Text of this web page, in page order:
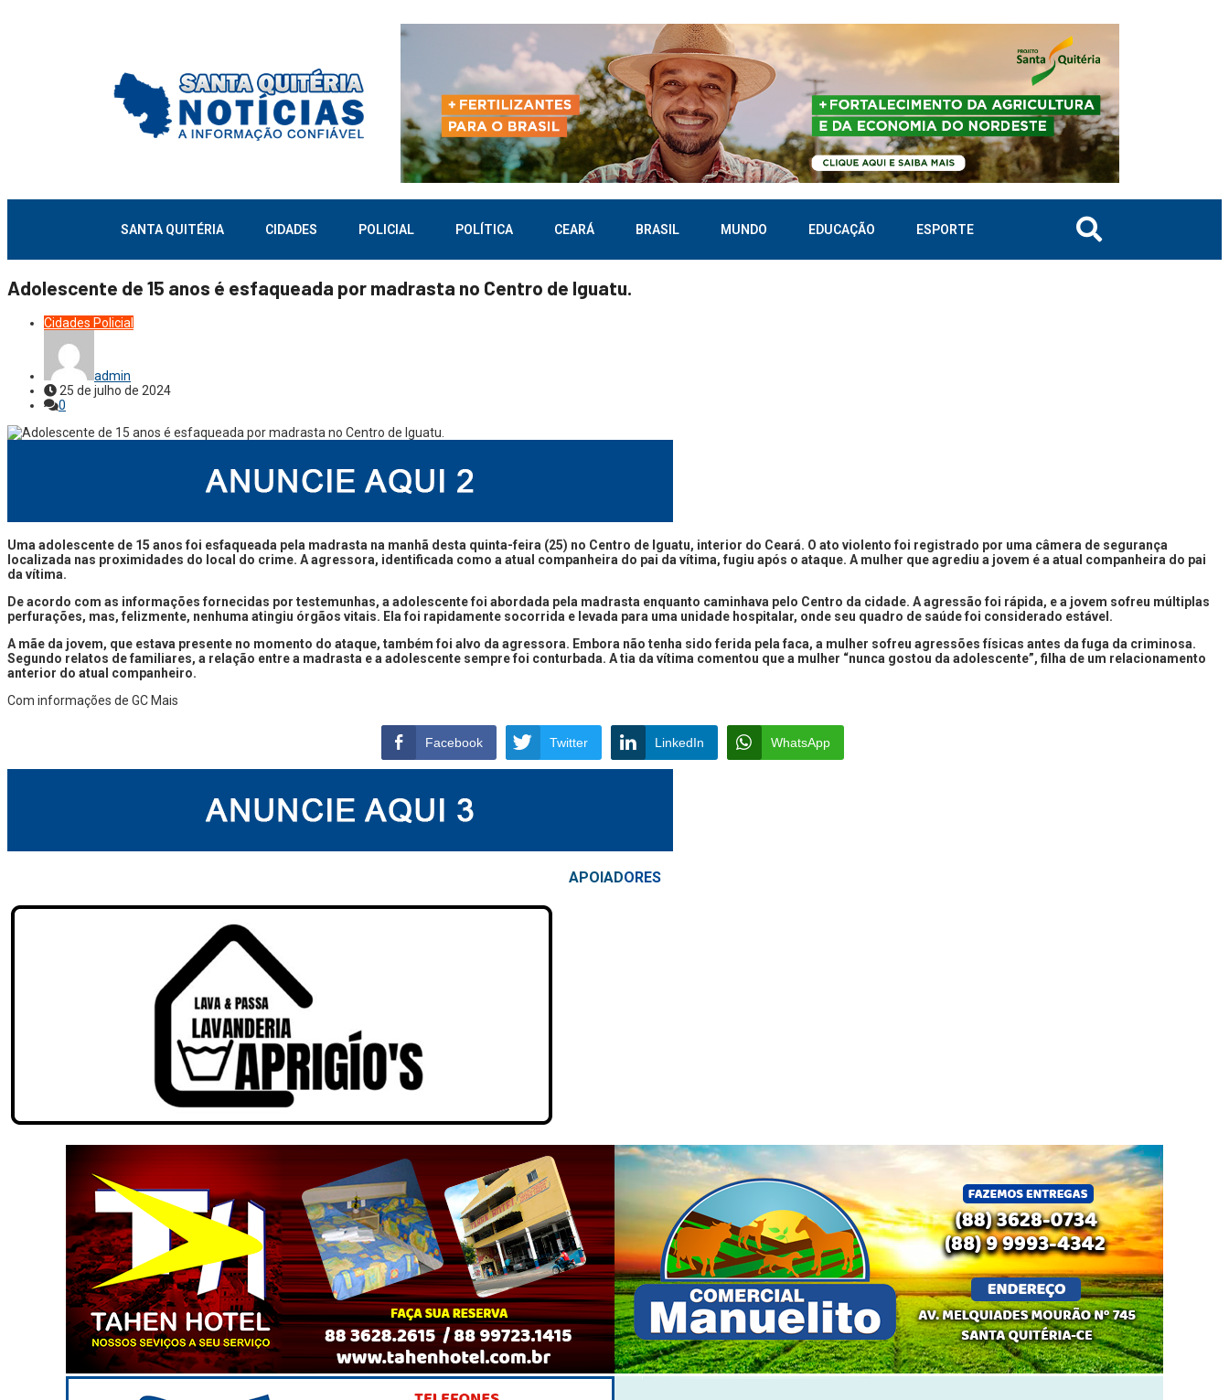
SANTA QUITÉRIA CIDADES POLICIAL POLÍTICA CEARÁ BRASIL MUNDO EDUCAÇÃO ESPORTE
Adolescente de 15 anos é esfaqueada por madrasta no Centro de Iguatu.
Cidades Policial
admin
25 de julho de 2024
0
Uma adolescente de 15 anos foi esfaqueada pela madrasta na manhã desta quinta-feira (25) no Centro de Iguatu, interior do Ceará. O ato violento foi registrado por uma câmera de segurança
localizada nas proximidades do local do crime. A agressora, identificada como a atual companheira do pai da vítima, fugiu após o ataque. A mulher que agrediu a jovem é a atual companheira do pai
da vítima.
De acordo com as informações fornecidas por testemunhas, a adolescente foi abordada pela madrasta enquanto caminhava pelo Centro da cidade. A agressão foi rápida, e a jovem sofreu múltiplas
perfurações, mas, felizmente, nenhuma atingiu órgãos vitais. Ela foi rapidamente socorrida e levada para uma unidade hospitalar, onde seu quadro de saúde foi considerado estável.
A mãe da jovem, que estava presente no momento do ataque, também foi alvo da agressora. Embora não tenha sido ferida pela faca, a mulher sofreu agressões físicas antes da fuga da criminosa.
Segundo relatos de familiares, a relação entre a madrasta e a adolescente sempre foi conturbada. A tia da vítima comentou que a mulher “nunca gostou da adolescente”, filha de um relacionamento
anterior do atual companheiro.
Com informações de GC Mais
Facebook Twitter LinkedIn WhatsApp
APOIADORES